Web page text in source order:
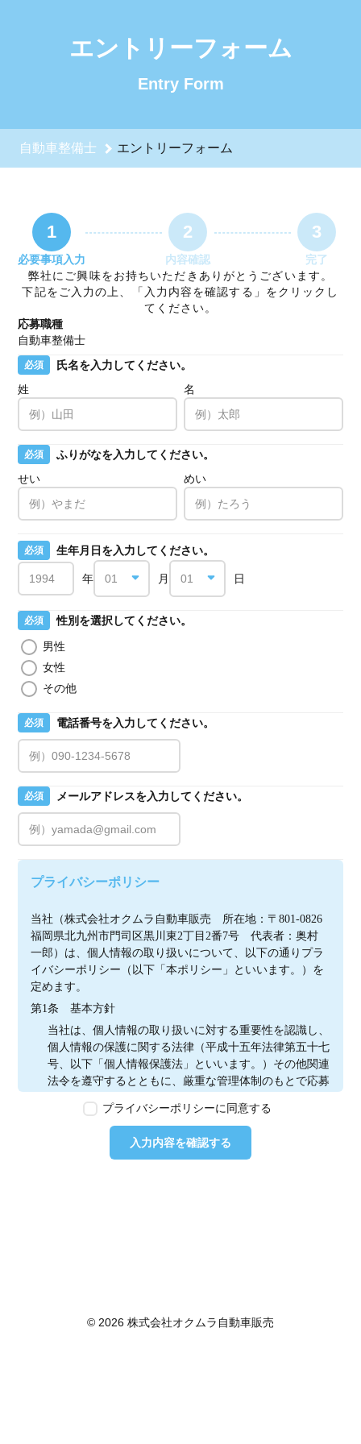
エントリーフォーム
Entry Form
自動車整備士 エントリーフォーム
1
必要事項入力
2
内容確認
3
完了
弊社にご興味をお持ちいただきありがとうございます。
下記をご入力の上、「入力内容を確認する」をクリックし
てください。
応募職種
自動車整備士
必須
氏名を入力してください。
姓
名
必須
ふりがなを入力してください。
せい
めい
必須 生年月日を入力してください。
年 月 日
必須
性別を選択してください。
男性
女性
その他
必須 電話番号を入力してください。
必須 メールアドレスを入力してください。
プライバシーポリシー
当社（株式会社オクムラ自動車販売　所在地：〒801-0826
福岡県北九州市門司区黒川東2丁目2番7号　代表者：奥村
一郎）は、個人情報の取り扱いについて、以下の通りプラ
イバシーポリシー（以下「本ポリシー」といいます。）を
定めます。
第1条　基本方針
当社は、個人情報の取り扱いに対する重要性を認識し、
個人情報の保護に関する法律（平成十五年法律第五十七
号、以下「個人情報保護法」といいます。）その他関連
法令を遵守するとともに、厳重な管理体制のもとで応募
本ウェブサイトで取得する個人情報に限り適用されるも
のとします。
第2条　個人情報の定義
情報取扱事業者が、開示、内容の訂正、追加又は削除、
プライバシーポリシーに同意する
入力内容を確認する
© 2026 株式会社オクムラ自動車販売